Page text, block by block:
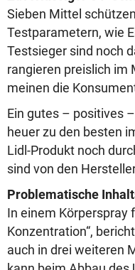
Sieben Mittel
Testparametern, wie
Testsieger sind noch
rangieren preislich im
meinen die
Ein gutes – positives
heuer zu den besten
Lidl-Produkt noch
sind von den
Problematische
In einem Körperspray
Konzentration“,
auch in drei weiteren